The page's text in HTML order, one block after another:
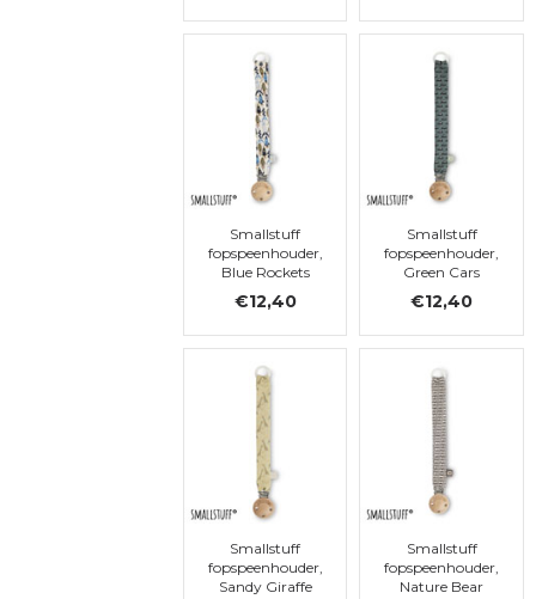
Smallstuff
fopspeenhouder,
Blue Rockets
€12,40
Smallstuff
fopspeenhouder,
Green Cars
€12,40
Smallstuff
fopspeenhouder,
Sandy Giraffe
Smallstuff
fopspeenhouder,
Nature Bear